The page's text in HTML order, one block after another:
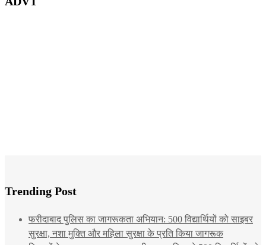
Trending Post
फरीदाबाद पुलिस का जागरूकता अभियान: 500 विद्यार्थियों को साइबर
सुरक्षा, नशा मुक्ति और महिला सुरक्षा के प्रति किया जागरूक